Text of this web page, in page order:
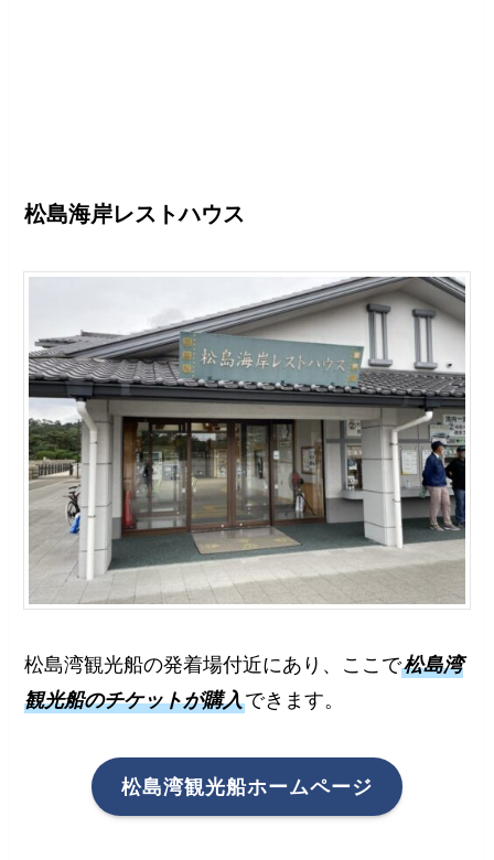
松島海岸レストハウス
松島湾観光船の発着場付近にあり、ここで松島湾
観光船のチケットが購入できます。
松島湾観光船ホームページ